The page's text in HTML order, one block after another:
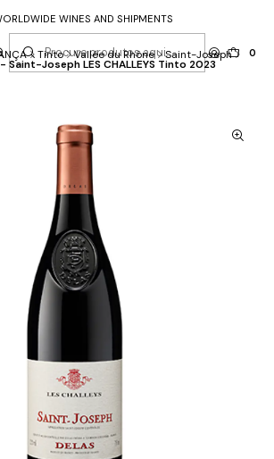
0
WINES AND SHIPMENTS
Tinto Vallée du Rhône Saint-Joseph
Saint-Joseph LES CHALLEYS Tinto 2023